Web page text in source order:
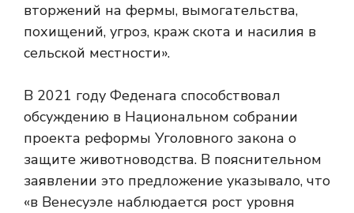
вторжений на фермы, вымогательства,
похищений, угроз, краж скота и насилия в
сельской местности».
В 2021 году Феденага способствовал
обсуждению в Национальном собрании
проекта реформы Уголовного закона о
защите животноводства. В пояснительном
заявлении это предложение указывало, что
«в Венесуэле наблюдается рост уровня